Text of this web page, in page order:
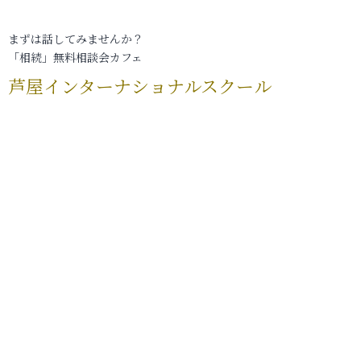
まずは話してみませんか？
「相続」無料相談会カフェ
芦屋インターナショナルスクール